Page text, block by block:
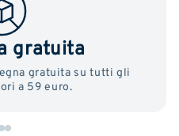
gratuita
gratuita su tutti gli
a 59 euro.